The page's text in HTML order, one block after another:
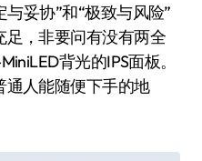
妥协”和“极致与风险”
，非要问有没有两全
背光的IPS面板。
通人能随便下手的地